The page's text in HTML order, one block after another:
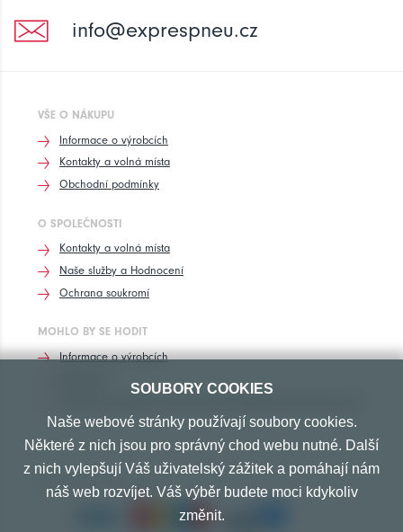
info@exprespneu.cz
VŠE O NÁKUPU
Informace o výrobcích
Kontakty a volná místa
Obchodní podmínky
O SPOLEČNOSTI
Kontakty a volná místa
Naše služby a Hodnocení
Ochrana soukromí
MOHLO BY SE HODIT
Informace o výrobcích
PŘIJÍMÁME TYTO PLATBY
SOUBORY COOKIES
Naše webové stránky používají soubory cookies.
Některé z nich jsou pro správný chod webu nutné. Další
z nich vylepšují Váš uživatelský zážitek a pomáhají nám
náš web rozvíjet. Váš výběr budete moci kdykoliv
změnit.